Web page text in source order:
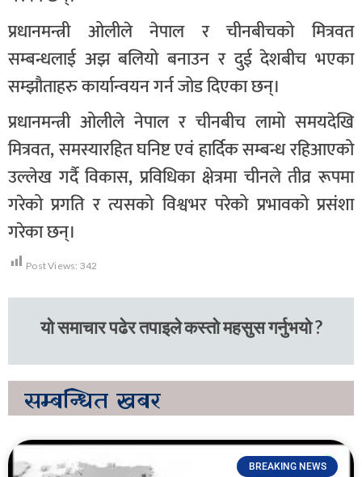
प्रधानमन्त्री ओलीले नेपाल र चीनबीचको मित्रवत
सम्बन्धलाई अझ बलियो बनाउन र दुई देशबीच भएका
सम्झौताहरु कार्यान्वयन गर्न जोड दिएका छन्।
प्रधानमन्त्री ओलीले नेपाल र चीनबीच लामो समयदेखि
मित्रवत, समस्यारहित घनिष्ट एवं हार्दिक सम्बन्ध रहिआएको
उल्लेख गर्दै विकास, प्रविधिका क्षेत्रमा चीनले तीव्र रूपमा
गरेको प्रगति र त्यसको विश्वभर परेको प्रभावको प्रसंशा
गरेका छन्।
Post Views: 342
यो समाचार पढेर तपाइले कस्तो महसुस गर्नुभयो ?
सम्बन्धित खबर
BREAKING NEWS